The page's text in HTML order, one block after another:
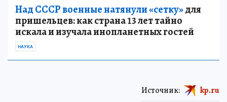
Над СССР военные натянули «сетку»для
пришельцев: как страна 13 лет тайно
искала и изучала инопланетных гостей
НАУКА
Источник: kp.ru